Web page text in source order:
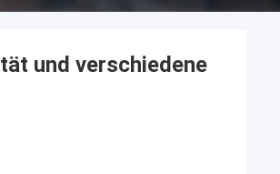
und verschiedene